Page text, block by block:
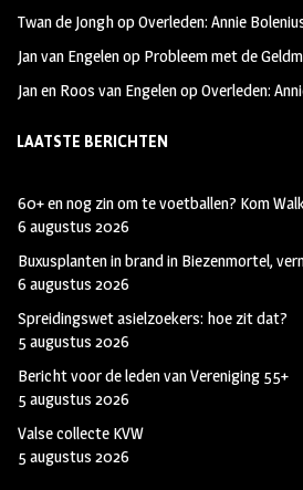
Twan de JonghopOverleden: Annie
Jan van Engelenop Probleem met de
Jan en Roos van EngelenopOverleden:
LAATSTE BERICHTEN
60+ en nog zin om te voetballen? Kom
6 augustus 2026
Buxusplanten in brand in Biezenmortel,
6 augustus 2026
Spreidingswet asielzoekers: hoe zit dat?
5 augustus 2026
Bericht voor de leden van Vereniging 55+
5 augustus 2026
Valse collecte KVW
5 augustus 2026